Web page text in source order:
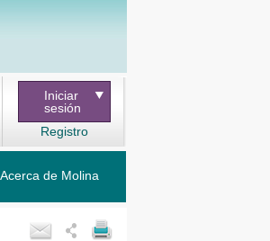
Iniciar
sesión
Registro
Acerca de Molina